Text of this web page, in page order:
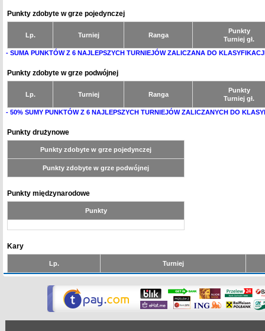
Punkty zdobyte w grze pojedynczej
Lp. Turniej Ranga
Punkty
Turniej gł.
- SUMA PUNKTÓW Z 6 NAJLEPSZYCH TURNIEJÓW ZALICZANA DO
Punkty zdobyte w grze podwójnej
Lp. Turniej Ranga
Punkty
Turniej gł.
- 50% SUMY PUNKTÓW Z 6 NAJLEPSZYCH TURNIEJÓW ZALICZANYCH DO
Punkty drużynowe
Punkty zdobyte w grze pojedynczej
Punkty zdobyte w grze podwójnej
Punkty międzynarodowe
Punkty
Kary
Lp. Turniej